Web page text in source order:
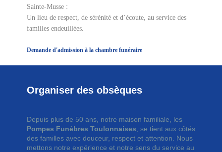
Sainte-Musse :
Un lieu de respect, de sérénité et d’écoute, au service des
familles endeuillées.
Demande d'admission à la chambre funéraire
Organiser des obsèques
Depuis plus de 50 ans, notre maison familiale, les
Pompes Funèbres Toulonnaises , se tient aux côtés
des familles avec douceur, respect et attention. Nous
mettons notre expérience et notre sens du service au